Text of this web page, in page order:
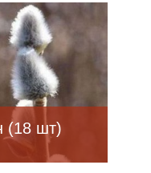
(18 шт)